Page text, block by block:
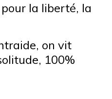
la liberté, la
on vit
100%